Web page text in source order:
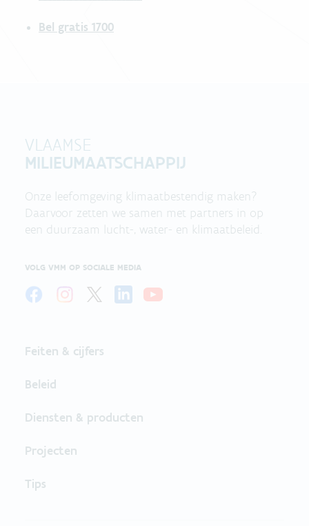
Bel gratis 1700
VLAAMSE
MILIEUMAATSCHAPPIJ
Onze leefomgeving klimaatbestendig maken?
Daarvoor zetten we samen met partners in op
een duurzaam lucht-, water- en klimaatbeleid.
VOLG VMM OP SOCIALE MEDIA
Feiten & cijfers
Beleid
Diensten & producten
Projecten
Tips